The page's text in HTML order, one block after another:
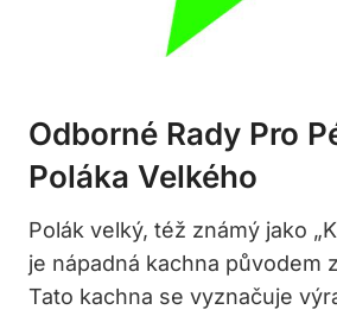
Odborné Rady Pro
Poláka Velkého
Polák⁤ velký, též známý jako
je ‌nápadná kachna původem
Tato kachna se vyznačuje